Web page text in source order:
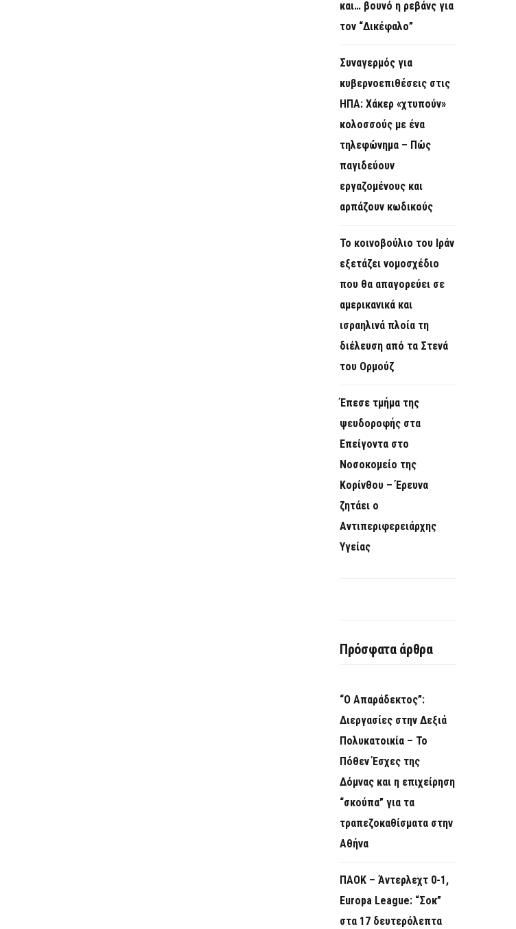
και… βουνό η ρεβάνς για
τον “Δικέφαλο”
Συναγερμός για
κυβερνοεπιθέσεις στις
ΗΠΑ: Χάκερ «χτυπούν»
κολοσσούς με ένα
τηλεφώνημα – Πώς
παγιδεύουν
εργαζομένους και
αρπάζουν κωδικούς
Το κοινοβούλιο του Ιράν
εξετάζει νομοσχέδιο
που θα απαγορεύει σε
αμερικανικά και
ισραηλινά πλοία τη
διέλευση από τα Στενά
του Ορμούζ
Έπεσε τμήμα της
ψευδοροφής στα
Επείγοντα στο
Νοσοκομείο της
Κορίνθου – Έρευνα
ζητάει ο
Αντιπεριφερειάρχης
Υγείας
Πρόσφατα άρθρα
“Ο Απαράδεκτος”:
Διεργασίες στην Δεξιά
Πολυκατοικία – Το
Πόθεν Έσχες της
Δόμνας και η επιχείρηση
“σκούπα” για τα
τραπεζοκαθίσματα στην
Αθήνα
ΠΑΟΚ – Άντερλεχτ 0-1,
Europa League: “Σοκ”
στα 17 δευτερόλεπτα